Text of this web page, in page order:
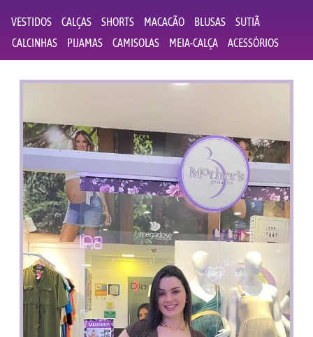
VESTIDOS CALÇAS SHORTS MACACÃO BLUSAS
SUTIÃ
CALCINHAS
PIJAMAS CAMISOLAS MEIA-CALÇA ACESSÓRIOS